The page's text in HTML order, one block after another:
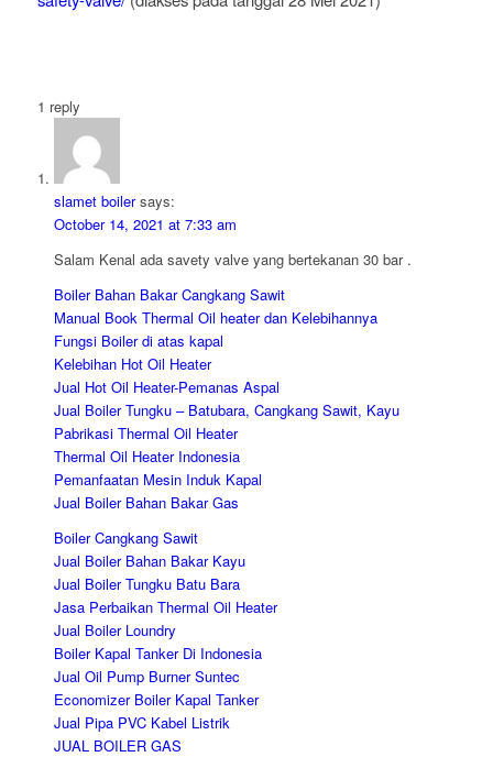
1 reply
slamet boiler says:
October 14, 2021 at 7:33 am
Salam Kenal ada savety valve yang bertekanan 30 bar .
Boiler Bahan Bakar Cangkang Sawit
Manual Book Thermal Oil heater dan Kelebihannya
Fungsi Boiler di atas kapal
Kelebihan Hot Oil Heater
Jual Hot Oil Heater-Pemanas Aspal
Jual Boiler Tungku – Batubara, Cangkang Sawit, Kayu
Pabrikasi Thermal Oil Heater
Thermal Oil Heater Indonesia
Pemanfaatan Mesin Induk Kapal
Jual Boiler Bahan Bakar Gas
Boiler Cangkang Sawit
Jual Boiler Bahan Bakar Kayu
Jual Boiler Tungku Batu Bara
Jasa Perbaikan Thermal Oil Heater
Jual Boiler Loundry
Boiler Kapal Tanker Di Indonesia
Jual Oil Pump Burner Suntec
Economizer Boiler Kapal Tanker
Jual Pipa PVC Kabel Listrik
JUAL BOILER GAS